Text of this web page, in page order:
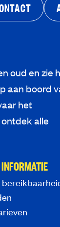
oud en zie
aan boord
het
alle